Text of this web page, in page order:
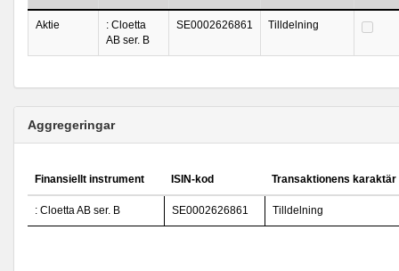
Aktie
: Cloetta
AB ser. B
SE0002626861 Tilldelning
Aggregeringar
Finansiellt instrument ISIN-kod Transaktionens karaktär
: Cloetta AB ser. B SE0002626861 Tilldelning